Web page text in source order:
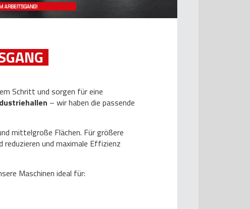
Schritt und sorgen für eine
– wir haben die passende
mittelgroße Flächen. Für größere
reduzieren und maximale Effizienz
Maschinen ideal für: